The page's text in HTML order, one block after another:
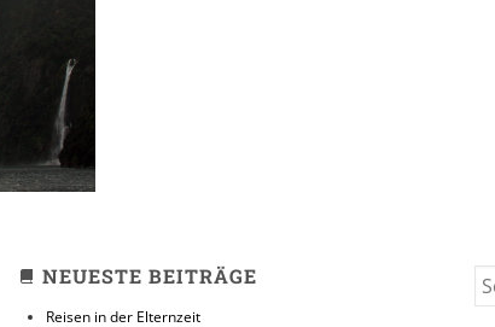
NEUESTE BEITRÄGE
Reisen in der Elternzeit